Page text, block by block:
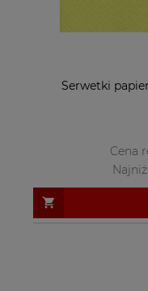
Serwetki
Cena